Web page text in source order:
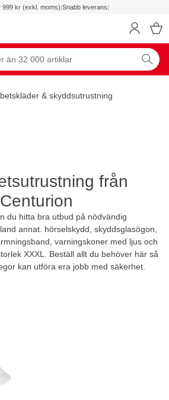
999 kr (exkl. moms)|Snabb leverans|
& skyddsutrustning
från
Centurion
du hitta bra utbud på nödvändig
annat. hörselskydd, skyddsglasögon,
varningskoner med ljus och
XXXL. Beställ allt du behöver här så
kan utföra era jobb med säkerhet.